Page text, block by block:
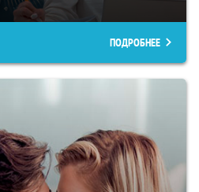
ПОДРОБНЕЕ